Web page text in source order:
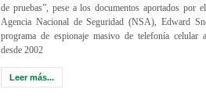
de pruebas”, pese a los documentos aportados por
Agencia Nacional de Seguridad (NSA), Edward
programa de espionaje masivo de telefonía celular
desde 2002
Leer más...